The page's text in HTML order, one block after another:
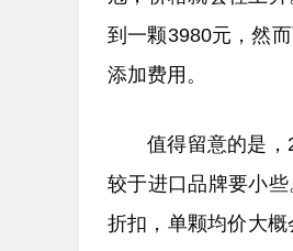
到一颗3980元，然
添加费用。
值得留意的是
较于进口品牌要小
折扣，单颗均价大